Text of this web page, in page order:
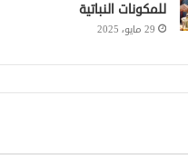
للمكونات النباتية
29 مايو، 2025